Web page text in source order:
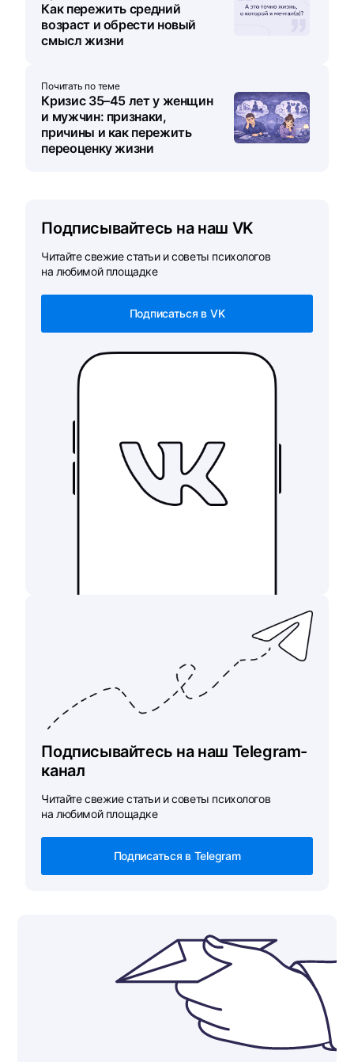
Как пережить средний
возраст и обрести новый
смысл жизни
Почитать по теме
Кризис 35–45 лет у женщин
и мужчин: признаки,
причины и как пережить
переоценку жизни
Подписывайтесь на наш VK
Читайте свежие статьи и советы психологов
на любимой площадке
Подписаться в VK
Подписывайтесь на наш Telegram-
канал
Читайте свежие статьи и советы психологов
на любимой площадке
Подписаться в Telegram